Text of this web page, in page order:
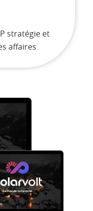
stratégie et
affaires